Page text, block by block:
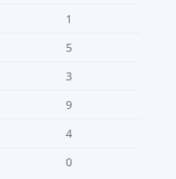
1
5
3
9
4
0